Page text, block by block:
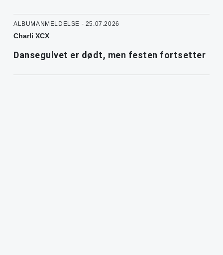
ALBUMANMELDELSE - 25.07.2026
Charli XCX
Dansegulvet er dødt, men festen fortsetter